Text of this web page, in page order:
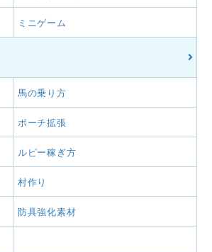
ミニゲーム
馬の乗り方
ポーチ拡張
ルピー稼ぎ方
村作り
防具強化素材